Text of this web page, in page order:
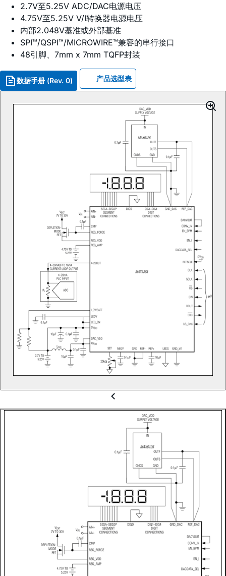
2.7V至5.25V ADC/DAC电源电压
4.75V至5.25V V/I转换器电源电压
内部2.048V基准或外部基准
SPI™/QSPI™/MICROWIRE™兼容的串行接口
48引脚、7mm x 7mm TQFP封装
数据手册 (Rev. 0) 产品选型表